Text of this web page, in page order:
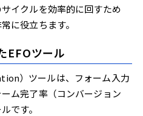
イクルを効率的に回すため
に役立ちます。
EFOツール
）ツールは、フォーム入力
ム完了率（コンバージョン
です。